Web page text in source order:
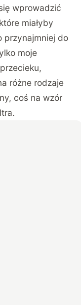
wprowadzić
miałyby
przynajmniej do
moje
różne rodzaje
coś na wzór